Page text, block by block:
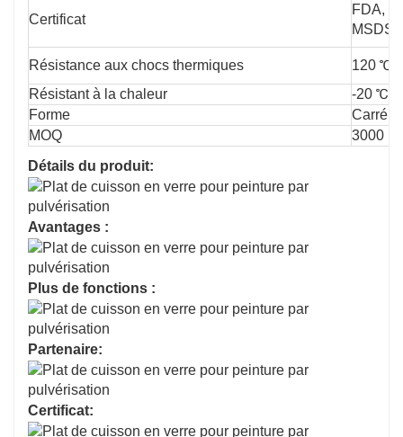
Certificat
FDA,
MSDS
Résistance aux chocs thermiques
120 ℃
Résistant à la chaleur
-20 ℃-
Forme
Carré,
MOQ
3000
Détails du produit:
Avantages :
Plus de fonctions :
Partenaire:
Certificat: